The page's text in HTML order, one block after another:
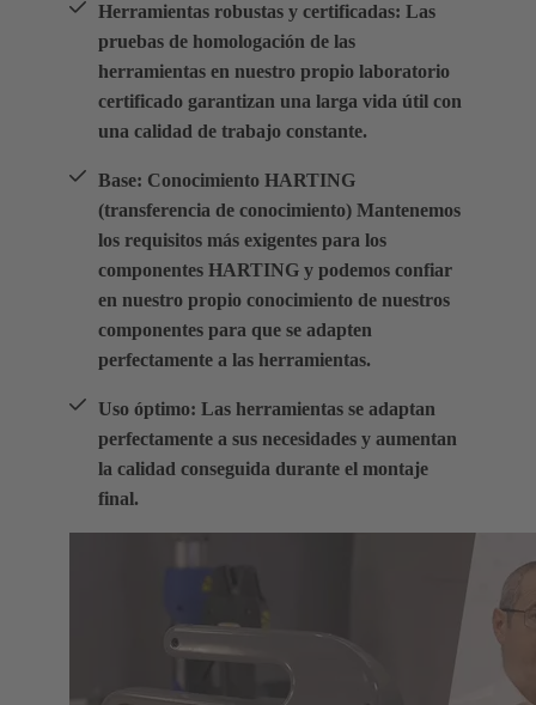
Herramientas robustas y certificadas: Las
pruebas de homologación de las
herramientas en nuestro propio laboratorio
certificado garantizan una larga vida útil con
una calidad de trabajo constante.
Base: Conocimiento HARTING
(transferencia de conocimiento) Mantenemos
los requisitos más exigentes para los
componentes HARTING y podemos confiar
en nuestro propio conocimiento de nuestros
componentes para que se adapten
perfectamente a las herramientas.
Uso óptimo: Las herramientas se adaptan
perfectamente a sus necesidades y aumentan
la calidad conseguida durante el montaje
final.